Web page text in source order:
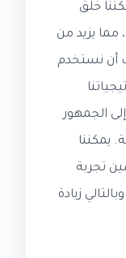
خلق
مما يزيد من
أن نستخدم
الجمهور
يمكننا
تجربة
زيادة